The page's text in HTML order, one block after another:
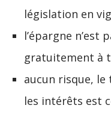
législation en
l’épargne
gratuitement à
aucun risque, le
les intérêts est